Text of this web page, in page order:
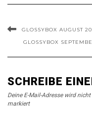
GLOSSYBOX AUGUST
GLOSSYBOX
SCHREIBE
Deine E-Mail-Adresse wird
markiert